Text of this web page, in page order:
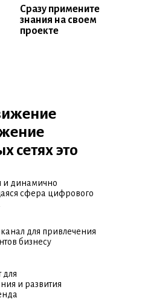
Сразу примените
знания на своем
проекте
сетях это
и динамично
сфера цифрового
для привлечения
бизнесу
для
и развития